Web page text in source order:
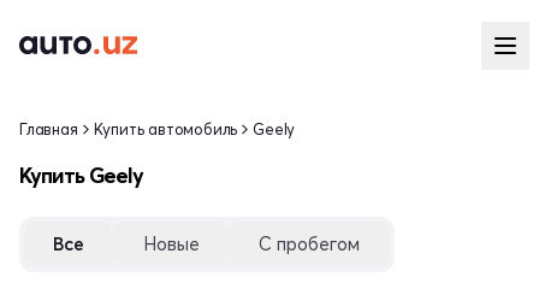
Главная Купить автомобиль Geely
Купить Geely
Все Новые С пробегом